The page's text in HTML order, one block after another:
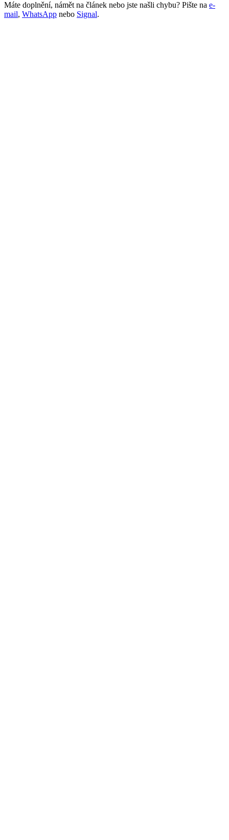
Máte doplnění, námět na článek nebo jste našli chybu? Pište na e-
mail, WhatsApp nebo Signal.